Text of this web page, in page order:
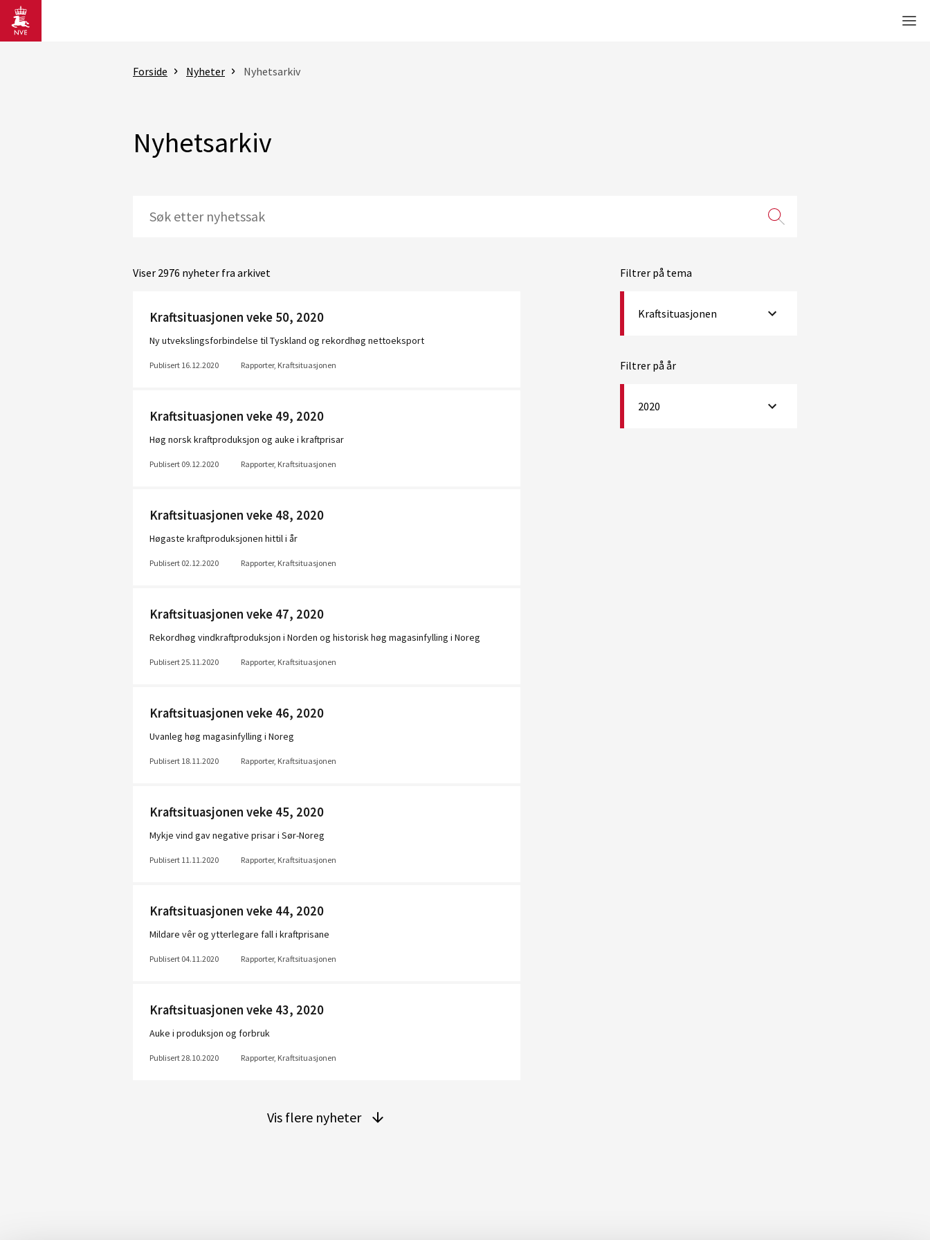
Gå til hovedinnhold
Forside Nyheter Nyhetsarkiv
Nyhetsarkiv
Filtrer på tema
Kraftsituasjonen
Filtrer på år
2020
Viser 2976 nyheter fra arkivet
Kraftsituasjonen veke 50, 2020
Ny utvekslingsforbindelse til Tyskland og rekordhøg nettoeksport
Publisert 16.12.2020 Rapporter, Kraftsituasjonen
Kraftsituasjonen veke 49, 2020
Høg norsk kraftproduksjon og auke i kraftprisar
Publisert 09.12.2020 Rapporter, Kraftsituasjonen
Kraftsituasjonen veke 48, 2020
Høgaste kraftproduksjonen hittil i år
Publisert 02.12.2020 Rapporter, Kraftsituasjonen
Kraftsituasjonen veke 47, 2020
Rekordhøg vindkraftproduksjon i Norden og historisk høg magasinfylling i Noreg
Publisert 25.11.2020 Rapporter, Kraftsituasjonen
Kraftsituasjonen veke 46, 2020
Uvanleg høg magasinfylling i Noreg
Publisert 18.11.2020 Rapporter, Kraftsituasjonen
Kraftsituasjonen veke 45, 2020
Mykje vind gav negative prisar i Sør-Noreg
Publisert 11.11.2020 Rapporter, Kraftsituasjonen
Kraftsituasjonen veke 44, 2020
Mildare vêr og ytterlegare fall i kraftprisane
Publisert 04.11.2020 Rapporter, Kraftsituasjonen
Kraftsituasjonen veke 43, 2020
Auke i produksjon og forbruk
Publisert 28.10.2020 Rapporter, Kraftsituasjonen
Vis flere nyheter